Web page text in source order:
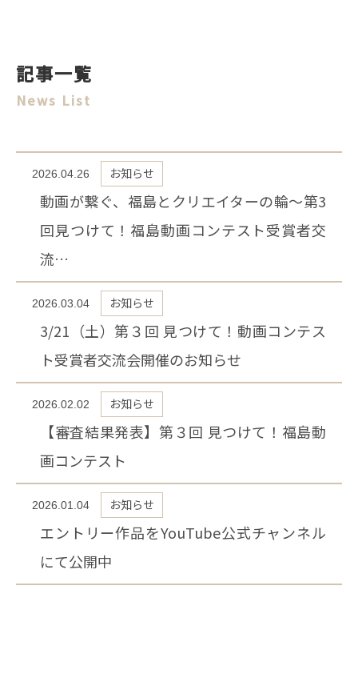
記事一覧
News List
2026.04.26 お知らせ
動画が繋ぐ、福島とクリエイターの輪～第3
回見つけて！福島動画コンテスト受賞者交
流…
2026.03.04 お知らせ
3/21（土）第３回 見つけて！動画コンテス
ト受賞者交流会開催のお知らせ
2026.02.02 お知らせ
【審査結果発表】第３回 見つけて！福島動
画コンテスト
2026.01.04 お知らせ
エントリー作品をYouTube公式チャンネル
にて公開中